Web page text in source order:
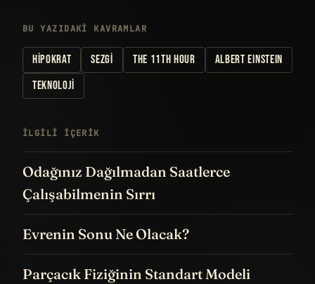
BU YAZIDAKI KAVRAMLAR
HIPOKRAT SEZGI THE 11TH HOUR
ALBERT EINSTEIN
TEKNOLOJI
İLGILI IÇERIK
Odağınız Dağılmadan Saatlerce
Çalışabilmenin Sırrı
Evrenin Sonu Ne Olacak?
Parçacık Fiziğinin Standart Modeli